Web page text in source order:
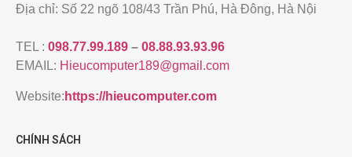
Địa chỉ: Số 22 ngõ 108/43 Trần Phú, Hà Đông, Hà Nội
TEL : 098.77.99.189 – 08.88.93.93.96
EMAIL: Hieucomputer189@gmail.com
Website: https://hieucomputer.com
CHÍNH SÁCH